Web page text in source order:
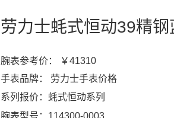
劳力士蚝式恒动39精
腕表参考价：
￥41310
手表品牌：
劳力士手表价格
系列报价：蚝式恒动系列
腕表型号：114300-0003